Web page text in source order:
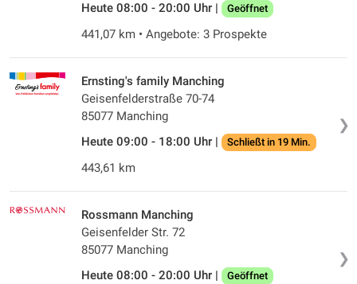
Heute 08:00 - 20:00 Uhr |
Geöffnet
441,07 km • Angebote: 3 Prospekte
❯
Ernsting's family Manching
Geisenfelderstraße 70-74
85077 Manching
Heute 09:00 - 18:00 Uhr |
Schließt in 19 Min.
443,61 km
❯
Rossmann Manching
Geisenfelder Str. 72
85077 Manching
Heute 08:00 - 20:00 Uhr |
Geöffnet